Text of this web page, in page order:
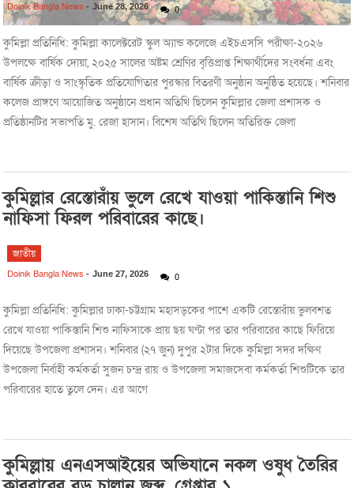
Doinik Bangla News -June 28, 2026 0
কুমিল্লা প্রতিনিধি: কুমিল্লা কালেক্টরেট স্কুল অ্যান্ড কলেজে এইচএসসি পরীক্ষা-২০২৬
উপলক্ষে বার্ষিক দোয়া, ২০২৫ সালের অষ্টম শ্রেণির বৃত্তিপ্রাপ্ত শিক্ষার্থীদের সংবর্ধনা এবং
বার্ষিক ক্রীড়া ও সাংস্কৃতিক প্রতিযোগিতার পুরস্কার বিতরণী অনুষ্ঠান অনুষ্ঠিত হয়েছে। শনিবার
কলেজ প্রাঙ্গণে আয়োজিত অনুষ্ঠানে প্রধান অতিথি ছিলেন কুমিল্লার জেলা প্রশাসক ও
প্রতিষ্ঠানটির সভাপতি মু. রেজা হাসান। বিশেষ অতিথি ছিলেন অতিরিক্ত জেলা
কুমিল্লার রেস্তোরাঁয় ভুলে রেখে যাওয়া পাকিস্তানি শিশু
নাফিসা ফিরল পরিবারের কাছে।
জাতীয়
Doinik Bangla News -June 27, 2026 0
কুমিল্লা প্রতিনিধি: কুমিল্লার ঢাকা-চট্টগ্রাম মহাসড়কের পাশে একটি রেস্তোরাঁয় ভুলবশত
রেখে যাওয়া পাকিস্তানি শিশু নাফিসাকে প্রায় ছয় ঘণ্টা পর তার পরিবারের কাছে ফিরিয়ে
দিয়েছে উপজেলা প্রশাসন। শনিবার (২৭ জুন) দুপুর ২টার দিকে কুমিল্লা সদর দক্ষিণ
উপজেলা নির্বাহী কর্মকর্তা সুজন চন্দ্র রায় ও উপজেলা সমাজসেবা কর্মকর্তা শিশুটিকে তার
পরিবারের হাতে তুলে দেন। এর আগে
কুমিল্লায় এনএসআইয়ের অভিযানে নকল ওষুধ তৈরির